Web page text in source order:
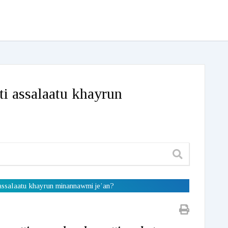
assalaatu khayrun
khayrun minannawmi je’an?